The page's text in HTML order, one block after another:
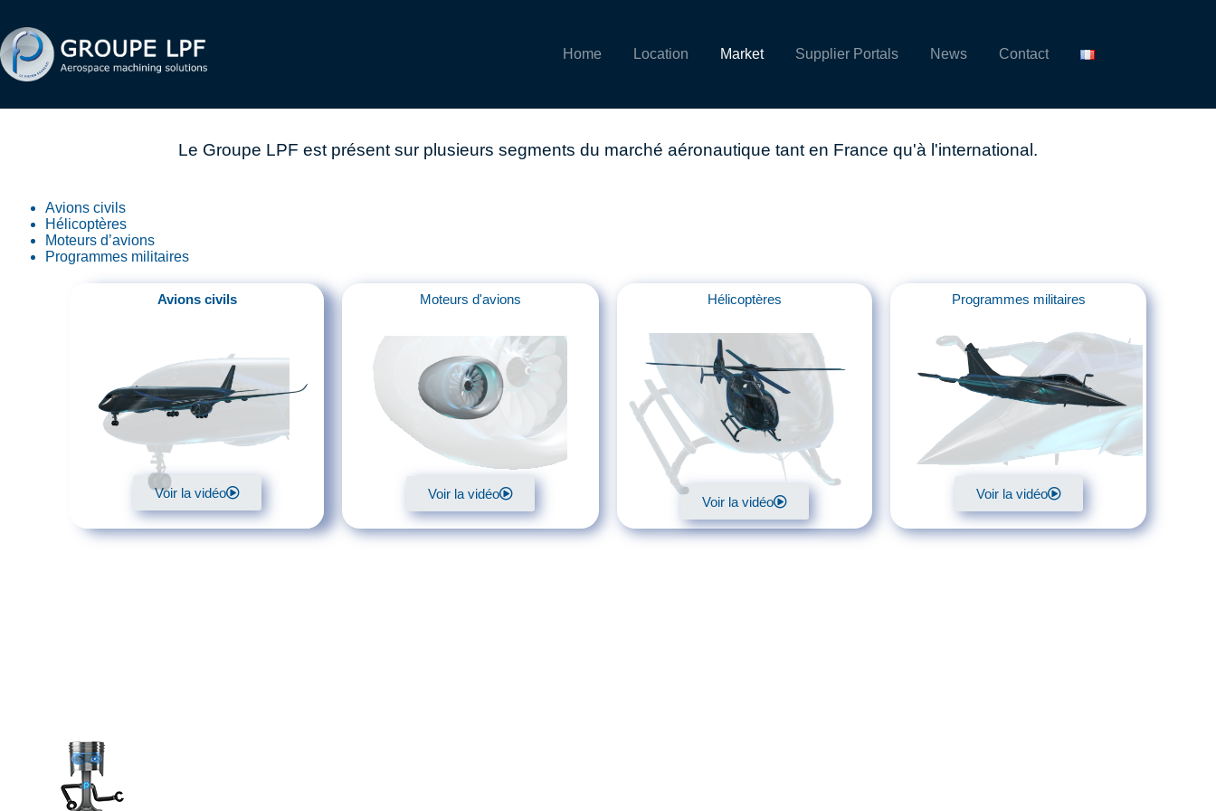
Home Location Market Supplier Portals News Contact
Le Groupe LPF est présent sur plusieurs segments du marché aéronautique tant en France qu'à l'international.
Avions civils
Hélicoptères
Moteurs d’avions
Programmes militaires
Avions civils
Voir la vidéo
Moteurs d'avions
Voir la vidéo
Hélicoptères
Voir la vidéo
Programmes militaires
Voir la vidéo